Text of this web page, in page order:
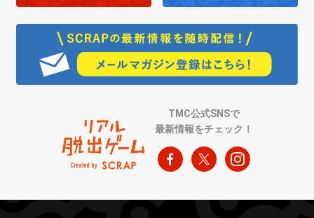
TMC公式SNSで
最新情報をチェック！